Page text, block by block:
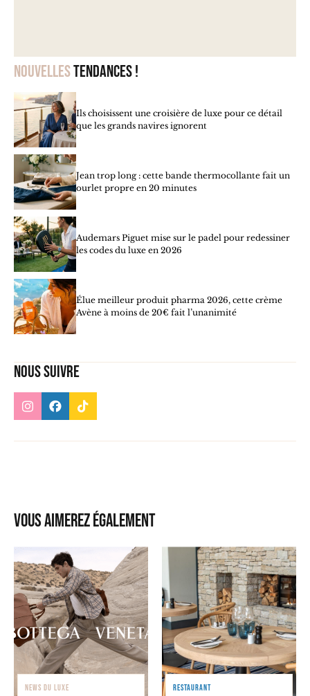
Nouvellestendances !
Ils choisissent une croisière de luxe pour ce détail
que les grands navires ignorent
Jean trop long : cette bande thermocollante fait un
ourlet propre en 20 minutes
Audemars Piguet mise sur le padel pour redessiner
les codes du luxe en 2026
Élue meilleur produit pharma 2026, cette crème
Avène à moins de 20€ fait l’unanimité
Nous suivre
Vous aimerez également
NEWS DU LUXE
RESTAURANT